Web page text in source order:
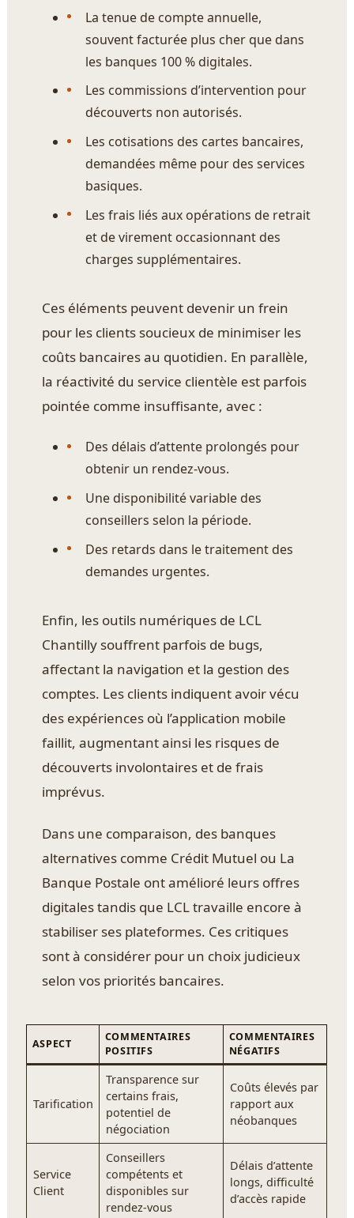
La tenue de compte annuelle,
souvent facturée plus cher que dans
les banques 100 % digitales.
Les commissions d’intervention pour
découverts non autorisés.
Les cotisations des cartes bancaires,
demandées même pour des services
basiques.
Les frais liés aux opérations de retrait
et de virement occasionnant des
charges supplémentaires.
Ces éléments peuvent devenir un frein
pour les clients soucieux de minimiser les
coûts bancaires au quotidien. En parallèle,
la réactivité du service clientèle est parfois
pointée comme insuffisante, avec :
Des délais d’attente prolongés pour
obtenir un rendez-vous.
Une disponibilité variable des
conseillers selon la période.
Des retards dans le traitement des
demandes urgentes.
Enfin, les outils numériques de LCL
Chantilly souffrent parfois de bugs,
affectant la navigation et la gestion des
comptes. Les clients indiquent avoir vécu
des expériences où l’application mobile
faillit, augmentant ainsi les risques de
découverts involontaires et de frais
imprévus.
Dans une comparaison, des banques
alternatives comme Crédit Mutuel ou La
Banque Postale ont amélioré leurs offres
digitales tandis que LCL travaille encore à
stabiliser ses plateformes. Ces critiques
sont à considérer pour un choix judicieux
selon vos priorités bancaires.
ASPECT
COMMENTAIRES
POSITIFS
COMMENTAIRES
NÉGATIFS
Tarification
Transparence sur
certains frais,
potentiel de
négociation
Coûts élevés par
rapport aux
néobanques
Service
Client
Conseillers
compétents et
disponibles sur
rendez-vous
Délais d’attente
longs, difficulté
d’accès rapide